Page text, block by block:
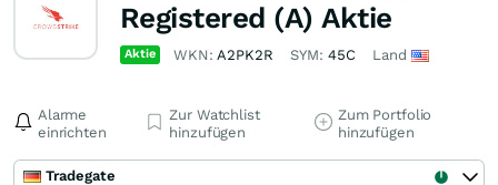
Registered (A) Aktie
Aktie WKN:A2PK2R SYM: 45C Land
Alarme
einrichten
Zur Watchlist
hinzufügen
Zum Portfolio
hinzufügen
Tradegate